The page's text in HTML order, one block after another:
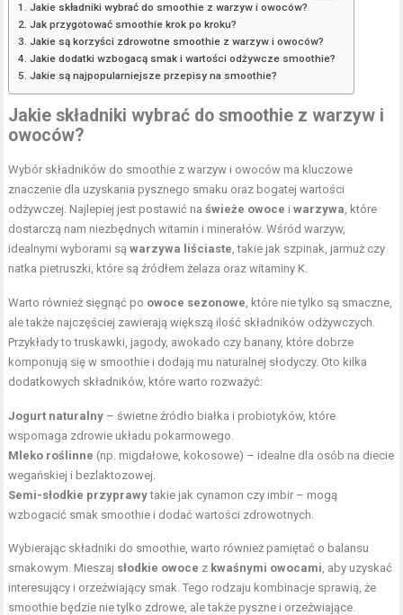
Jakie składniki wybrać do smoothie z warzyw i owoców?
Jak przygotować smoothie krok po kroku?
Jakie są korzyści zdrowotne smoothie z warzyw i owoców?
Jakie dodatki wzbogacą smak i wartości odżywcze smoothie?
Jakie są najpopularniejsze przepisy na smoothie?
Jakie składniki wybrać do smoothie z warzyw i
owoców?
Wybór składników do smoothie z warzyw i owoców ma kluczowe
znaczenie dla uzyskania pysznego smaku oraz bogatej wartości
odżywczej. Najlepiej jest postawić naświeże owoce iwarzywa, które
dostarczą nam niezbędnych witamin i minerałów. Wśród warzyw,
idealnymi wyborami sąwarzywa liściaste, takie jak szpinak, jarmuż czy
natka pietruszki, które są źródłem żelaza oraz witaminy K.
Warto również sięgnąć po owoce sezonowe, które nie tylko są smaczne,
ale także najczęściej zawierają większą ilość składników odżywczych.
Przykłady to truskawki, jagody, awokado czy banany, które dobrze
komponują się w smoothie i dodają mu naturalnej słodyczy. Oto kilka
dodatkowych składników, które warto rozważyć:
Jogurt naturalny – świetne źródło białka i probiotyków, które
wspomaga zdrowie układu pokarmowego.
Mleko roślinne (np. migdałowe, kokosowe) – idealne dla osób na diecie
wegańskiej i bezlaktozowej.
Semi-słodkie przyprawytakie jak cynamon czy imbir – mogą
wzbogacić smak smoothie i dodać wartości zdrowotnych.
Wybierając składniki do smoothie, warto również pamiętać o balansu
smakowym. Mieszaj słodkie owoce z kwaśnymi owocami, aby uzyskać
interesujący i orzeźwiający smak. Tego rodzaju kombinacje sprawią, że
smoothie będzie nie tylko zdrowe, ale także pyszne i orzeźwiające.